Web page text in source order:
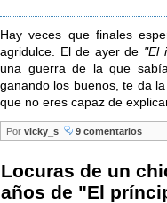
Hay veces que finales
agridulce. El de ayer de "El
una guerra de la que
ganando los buenos, te da
que no eres capaz de
Por vicky_s 9 comentarios
Locuras de un
años de "El